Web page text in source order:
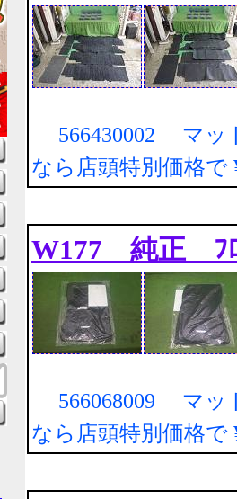
566430002 マッ
なら店頭特別価格で
W177 純正 ﾌ
566068009 マッ
なら店頭特別価格で